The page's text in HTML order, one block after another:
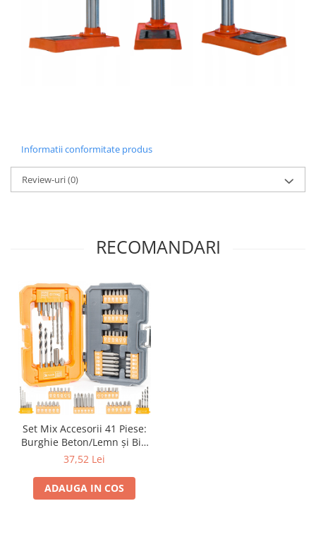
Informatii conformitate produs
Review-uri(0)
RECOMANDARI
Set Mix Accesorii 41 Piese:
Burghie Beton/Lemn și Biți
Professional, Prindere HEX
37,52 Lei
ADAUGA IN COS